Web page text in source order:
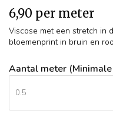
6,90 per meter
Viscose met een stretch in
bloemenprint in bruin en
Aantal meter